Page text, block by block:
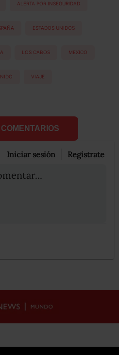
ALERTA POR INSEGURIDAD
ESTADOS UNIDOS
LOS CABOS MEXICO
VIAJE
Iniciar sesión Registrate